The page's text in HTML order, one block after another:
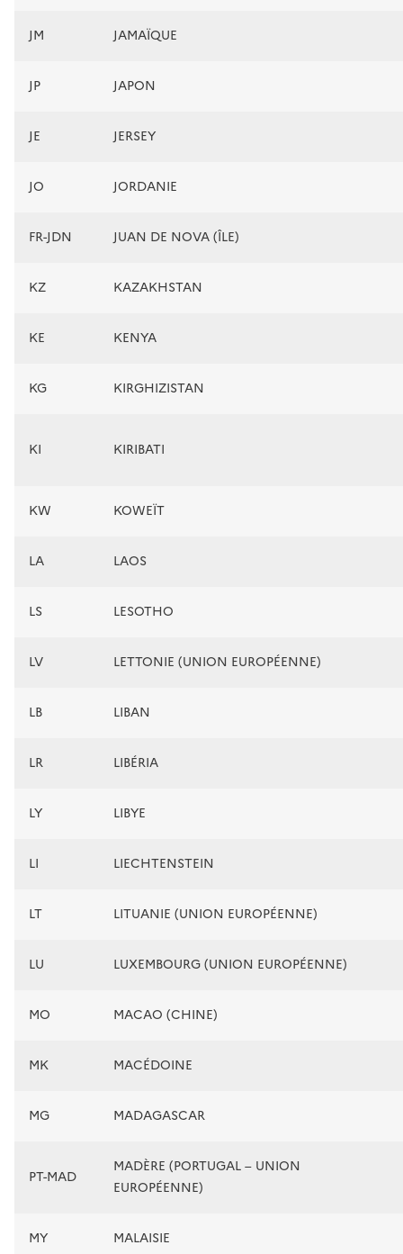
JM JAMAÏQUE
JP JAPON
JE JERSEY
JO JORDANIE
FR-JDN JUAN DE NOVA (ÎLE)
KZ KAZAKHSTAN
KE KENYA
KG KIRGHIZISTAN
KI KIRIBATI
KW KOWEÏT
LA LAOS
LS LESOTHO
LV LETTONIE (UNION EUROPÉENNE)
LB LIBAN
LR LIBÉRIA
LY LIBYE
LI LIECHTENSTEIN
LT LITUANIE (UNION EUROPÉENNE)
LU LUXEMBOURG (UNION EUROPÉENNE)
MO MACAO (CHINE)
MK MACÉDOINE
MG MADAGASCAR
PT-MAD
MADÈRE (PORTUGAL – UNION
EUROPÉENNE)
MY MALAISIE